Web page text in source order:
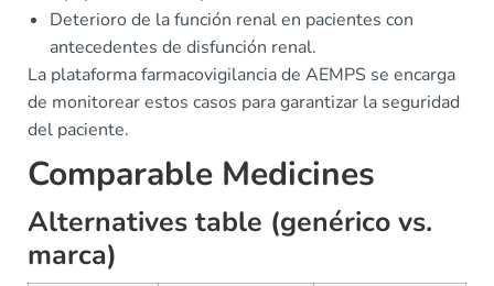
Deterioro de la función renal en pacientes con
antecedentes de disfunción renal.
La plataforma farmacovigilancia de AEMPS se encarga
de monitorear estos casos para garantizar la seguridad
del paciente.
Comparable Medicines
Alternatives table (genérico vs.
marca)